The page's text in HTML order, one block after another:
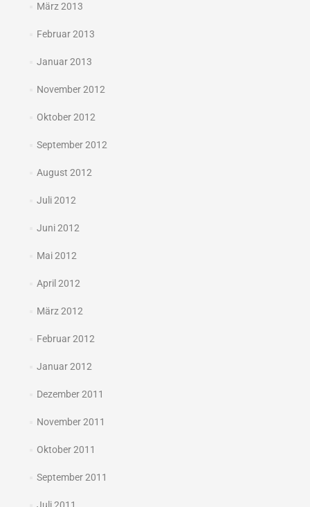
März 2013
Februar 2013
Januar 2013
November 2012
Oktober 2012
September 2012
August 2012
Juli 2012
Juni 2012
Mai 2012
April 2012
März 2012
Februar 2012
Januar 2012
Dezember 2011
November 2011
Oktober 2011
September 2011